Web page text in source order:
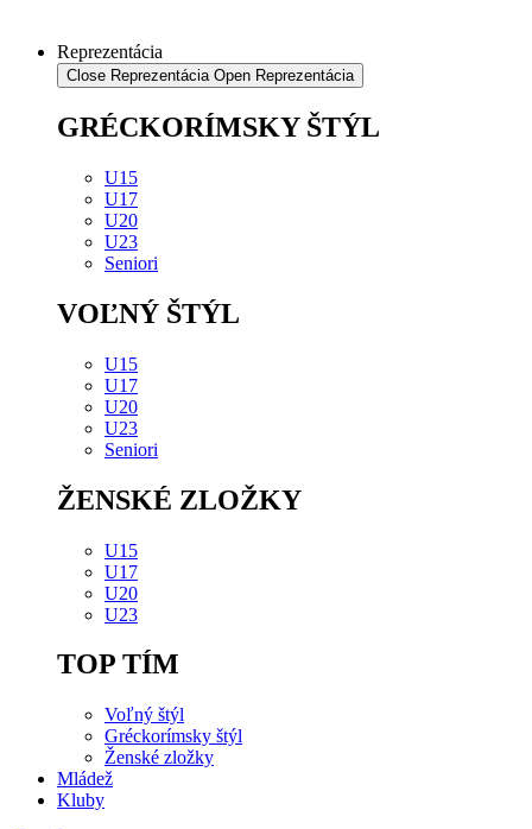
Reprezentácia
Close Reprezentácia Open Reprezentácia
GRÉCKORÍMSKY ŠTÝL
U15
U17
U20
U23
Seniori
VOĽNÝ ŠTÝL
U15
U17
U20
U23
Seniori
ŽENSKÉ ZLOŽKY
U15
U17
U20
U23
TOP TÍM
Voľný štýl
Gréckorímsky štýl
Ženské zložky
Mládež
Kluby